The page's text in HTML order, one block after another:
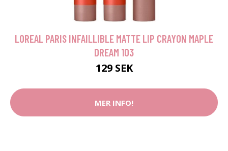
LOREAL PARIS INFAILLIBLE MATTE LIP CRAYON MAPLE
DREAM 103
129 SEK
MER INFO!